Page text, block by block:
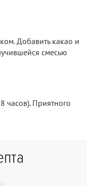
Добавить какао и
смесью
часов). Приятного